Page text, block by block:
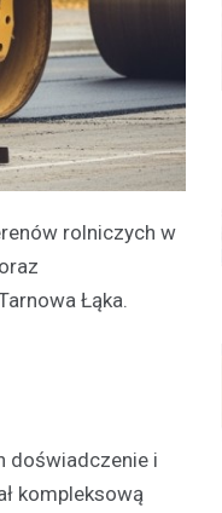
rolniczych w
Łąka.
doświadczenie i
kompleksową